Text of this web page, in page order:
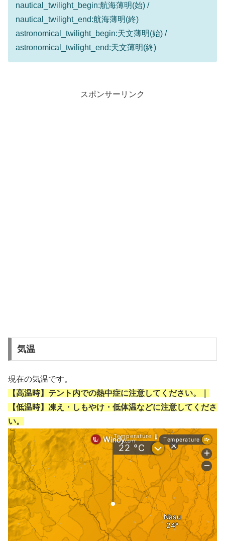
nautical_twilight_begin:航海薄明(始) /
nautical_twilight_end:航海薄明(終)
astronomical_twilight_begin:天文薄明(始) /
astronomical_twilight_end:天文薄明(終)
スポンサーリンク
気温
現在の気温です。
【高温時】テント内での熱中症に注意してください。｜
【低温時】凍え・しもやけ・低体温などに注意してくださ
い。